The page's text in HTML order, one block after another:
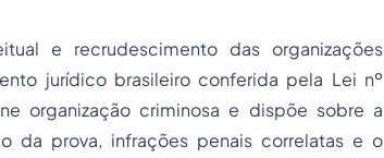
e recrudescimento das organizações
jurídico brasileiro conferida pela Lei nº
organização criminosa e dispõe sobre a
da prova, infrações penais correlatas e o